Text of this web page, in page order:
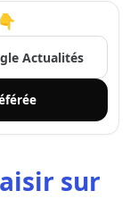
Actualités
sur